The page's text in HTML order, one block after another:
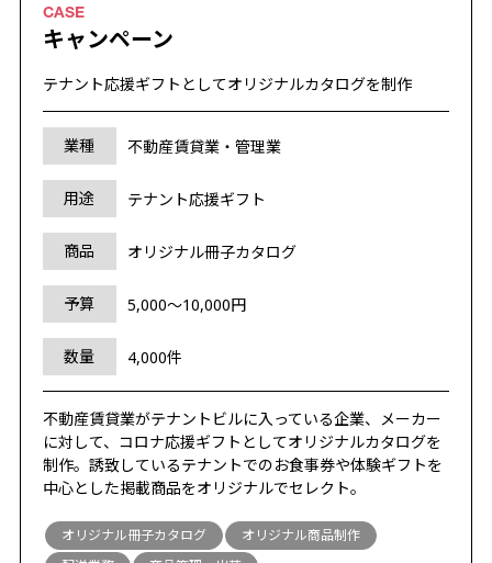
キャンペーン
テナント応援ギフトとしてオリジナルカタログを制作
業種 不動産賃貸業・管理業
用途 テナント応援ギフト
商品 オリジナル冊子カタログ
予算 5,000～10,000円
数量 4,000件
不動産賃貸業がテナントビルに入っている企業、メーカー
に対して、コロナ応援ギフトとしてオリジナルカタログを
制作。誘致しているテナントでのお食事券や体験ギフトを
中心とした掲載商品をオリジナルでセレクト。
オリジナル冊子カタログ
オリジナル商品制作